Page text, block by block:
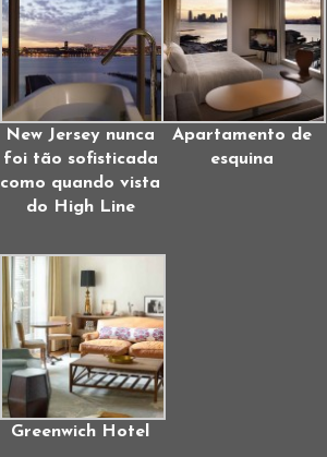
New Jersey nunca
foi tão sofisticada
como quando vista
do High Line
Apartamento de
esquina
Greenwich Hotel